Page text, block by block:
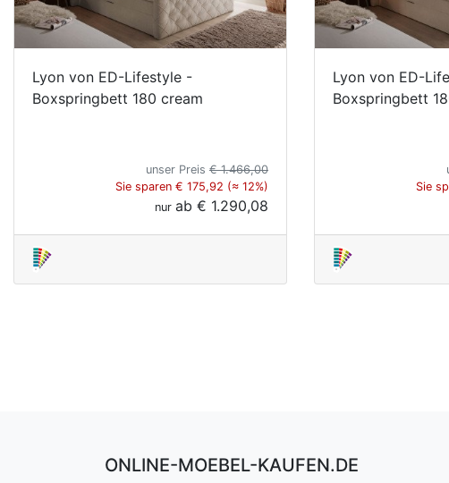
Lyon von ED-Lifestyle -
Boxspringbett 180 cream
unser Preis € 1.466,00
Sie sparen € 175,92 (≈ 12%)
nur ab € 1.290,08
Lyon von ED-
Boxspringbett
Sie
ONLINE-MOEBEL-KAUFEN.DE